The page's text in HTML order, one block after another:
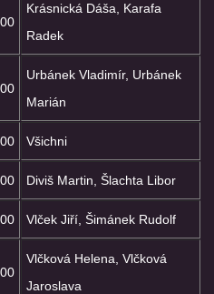
19
Kdyně
Krásnická Dáša, Karafa
Radek
Urbánek Vladimír, Urbánek
Marián
Všichni
Diviš Martin, Šlachta Libor
Vlček Jiří, Šimánek Rudolf
Vlčková Helena, Vlčková
Jaroslava